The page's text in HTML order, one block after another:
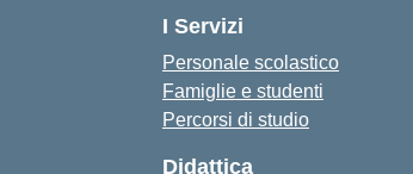
I Servizi
Personale scolastico
Famiglie e studenti
Percorsi di studio
Didattica